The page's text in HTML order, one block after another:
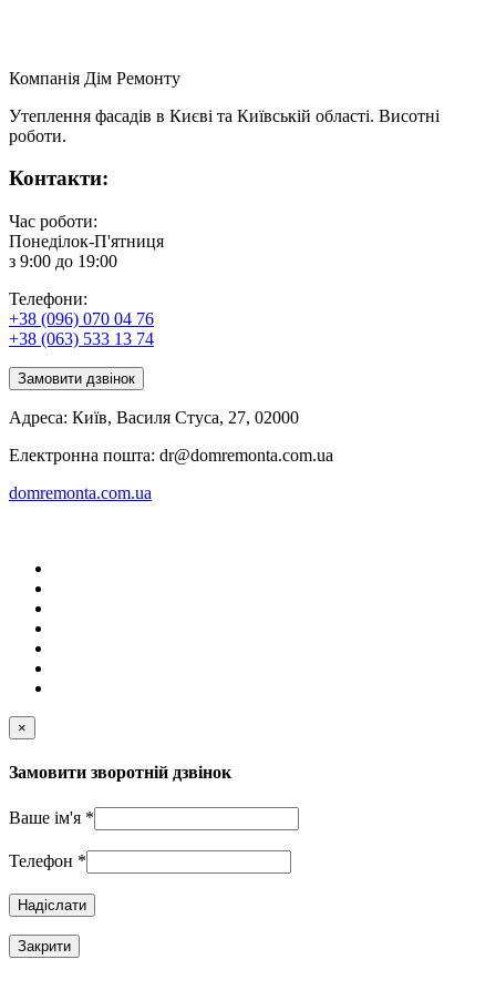
Компанія Дім Ремонту
Утеплення фасадів в Києві та Київській області. Висотні
роботи.
Контакти:
Час роботи:
Понеділок-П'ятниця
з 9:00 до 19:00
Телефони:
+38 (096) 070 04 76
+38 (063) 533 13 74
Замовити дзвінок
Адреса: Київ, Василя Стуса, 27, 02000
Електронна пошта: dr@domremonta.com.ua
domremonta.com.ua
×
Замовити зворотній дзвінок
Ваше ім'я *
Телефон *
Закрити